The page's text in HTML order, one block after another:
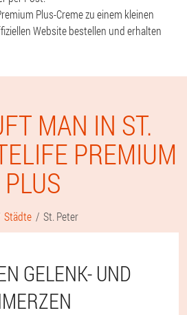
Plus-Creme zu einem kleinen
Website bestellen und erhalten
MAN IN ST.
PREMIUM
PLUS
Städte St. Peter
GELENK- UND